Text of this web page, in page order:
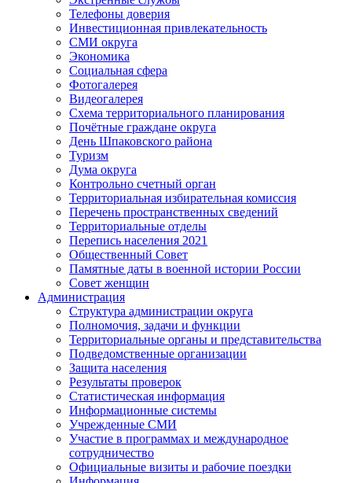
Телефоны доверия
Инвестиционная привлекательность
СМИ округа
Экономика
Социальная сфера
Фотогалерея
Видеогалерея
Схема территориального планирования
Почётные граждане округа
День Шпаковского района
Туризм
Дума округа
Контрольно счетный орган
Территориальная избирательная комиссия
Перечень пространственных сведений
Территориальные отделы
Перепись населения 2021
Общественный Совет
Памятные даты в военной истории России
Совет женщин
Администрация
Структура администрации округа
Полномочия, задачи и функции
Территориальные органы и представительства
Подведомственные организации
Защита населения
Результаты проверок
Статистическая информация
Информационные системы
Учрежденные СМИ
Участие в программах и международное
сотрудничество
Официальные визиты и рабочие поездки